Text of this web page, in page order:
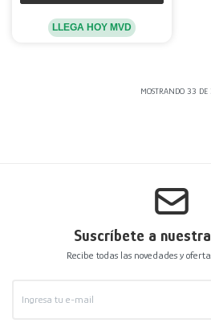
LLEGA HOY MVD
MOSTRANDO 33 DE
Suscríbete a
Recibe todas las novedades y